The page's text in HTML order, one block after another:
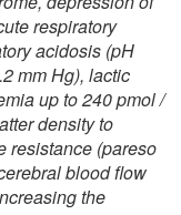
respiratory
acidosis (pH
mm Hg), lactic
up to 240 pmol /
density to
resistance (pareso
blood flow
the